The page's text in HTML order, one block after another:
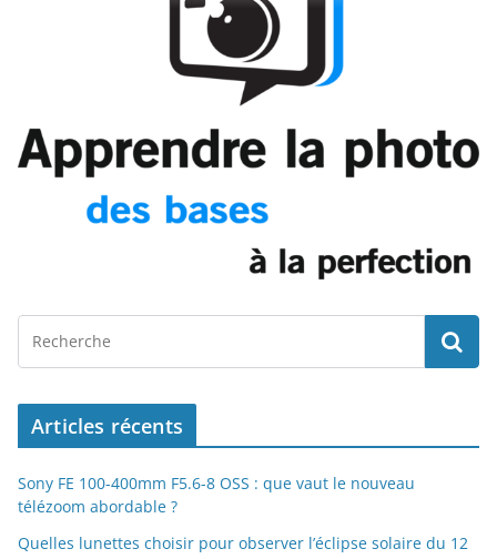
Articles récents
Sony FE 100-400mm F5.6-8 OSS : que vaut le nouveau
télézoom abordable ?
Quelles lunettes choisir pour observer l’éclipse solaire du 12